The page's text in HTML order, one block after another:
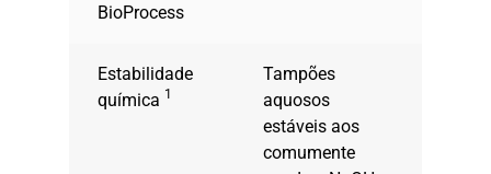
BioProcess
Estabilidade
química 1
Tampões
aquosos
estáveis ​​aos
comumente